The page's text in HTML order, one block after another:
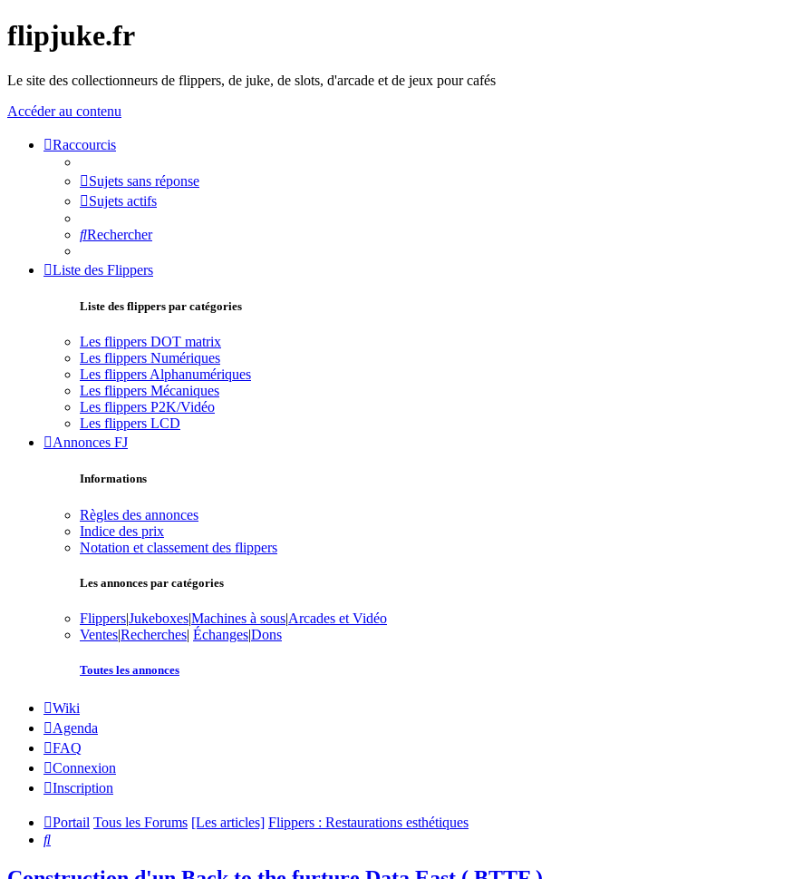
flipjuke.fr
Le site des collectionneurs de flippers, de juke, de slots, d'arcade et de jeux pour cafés
Accéder au contenu
Raccourcis
Sujets sans réponse
Sujets actifs
Rechercher
Liste des Flippers
Liste des flippers par catégories
Les flippers DOT matrix
Les flippers Numériques
Les flippers Alphanumériques
Les flippers Mécaniques
Les flippers P2K/Vidéo
Les flippers LCD
Annonces FJ
Informations
Règles des annonces
Indice des prix
Notation et classement des flippers
Les annonces par catégories
Flippers|Jukeboxes|Machines à sous|Arcades et Vidéo
Ventes|Recherches| Échanges|Dons
Toutes les annonces
Wiki
Agenda
FAQ
Connexion
Inscription
Portail Tous les Forums [Les articles] Flippers : Restaurations esthétiques
Rechercher